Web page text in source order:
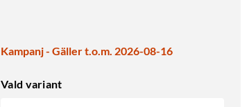
Kampanj - Gäller t.o.m. 2026-08-16
Vald variant